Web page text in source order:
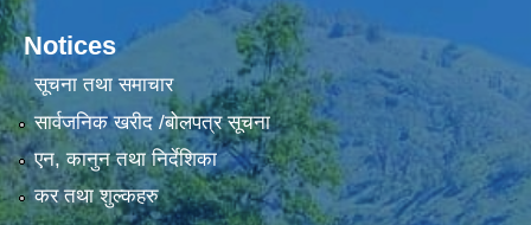
Notices
सूचना तथा समाचार
सार्वजनिक खरीद /बोलपत्र सूचना
एन, कानुन तथा निर्देशिका
कर तथा शुल्कहरु